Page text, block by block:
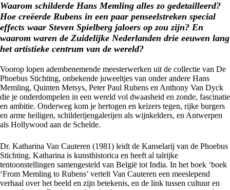
Waarom schilderde Hans Memling alles zo gedetailleerd?
Hoe creëerde Rubens in een paar penseelstreken special
effects waar Steven Spielberg jaloers op zou zijn? En
waarom waren de Zuidelijke Nederlanden drie eeuwen lang
het artistieke centrum van de wereld?
Voorop lopen adembenemende meesterwerken uit de collectie van De
Phoebus Stichting, onbekende juweeltjes van onder andere Hans
Memling, Quinten Metsys, Peter Paul Rubens en Anthony Van Dyck
die je onderdompelen in een wereld vol dwaasheid en zonde, fascinatie
en ambitie. Onderweg kom je hertogen en keizers tegen, rijke burgers
en arme heiligen, schilderijengalerijen als wijnkelders, en Antwerpen
als Hollywood aan de Schelde.
Dr. Katharina Van Cauteren (1981) leidt de Kanselarij van de Phoebus
Stichting. Katharina is kunsthistorica en heeft al talrijke
tentoonstellingen samengesteld van België tot India. In het boek ‘boek
‘From Memling to Rubens’ vertelt Van Cauteren een meeslepend
verhaal over het beeld en zijn betekenis, en de link tussen cultuur en